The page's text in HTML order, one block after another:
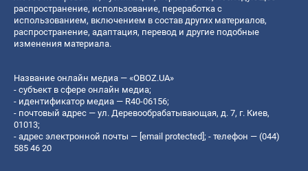
распространение, использование, переработка с
использованием, включением в состав других материалов,
распространение, адаптация, перевод и другие подобные
изменения материала.
Название онлайн медиа — «OBOZ.UA»
- субъект в сфере онлайн медиа;
- идентификатор медиа — R40-06156;
- почтовый адрес — ул. Деревообрабатывающая, д. 7, г. Киев,
01013;
- адрес электронной почты — [email protected] ; - телефон — (044)
585 46 20